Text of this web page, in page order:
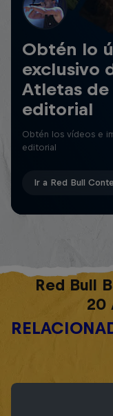
Obtén lo
exclusivo
Atletas de
editorial
Obtén los vídeos e
editorial
Ir a Red Bull
Red Bull
20